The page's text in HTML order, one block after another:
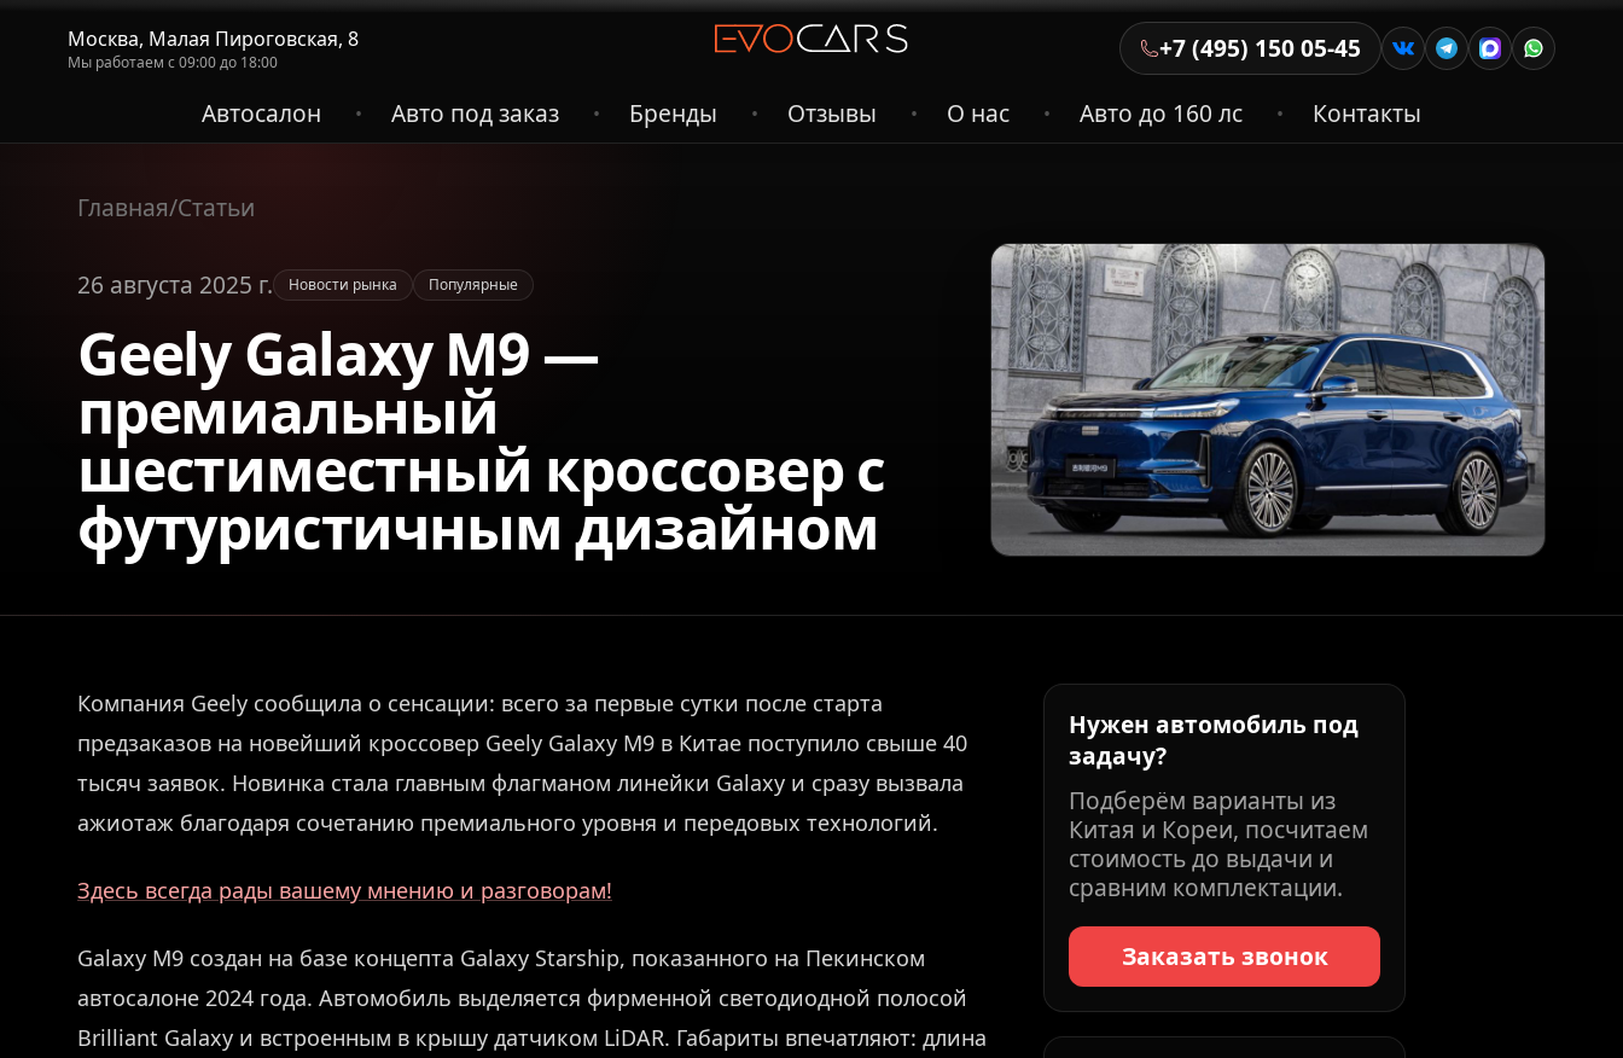
Москва, Малая Пироговская, 8
Мы работаем с 09:00 до 18:00
+7 (495) 150 05-45
Автосалон
• Авто под заказ • Бренды • Отзывы • О нас • Авто до 160 лс • Контакты
Главная/Статьи
26 августа 2025 г. Новости рынка Популярные
Geely Galaxy M9 —
премиальный
шестиместный кроссовер с
футуристичным дизайном
Компания Geely сообщила о сенсации: всего за первые сутки после старта
предзаказов на новейший кроссовер Geely Galaxy M9 в Китае поступило свыше 40
тысяч заявок. Новинка стала главным флагманом линейки Galaxy и сразу вызвала
ажиотаж благодаря сочетанию премиального уровня и передовых технологий.
Здесь всегда рады вашему мнению и разговорам!
Galaxy M9 создан на базе концепта Galaxy Starship, показанного на Пекинском
автосалоне 2024 года. Автомобиль выделяется фирменной светодиодной полосой
Brilliant Galaxy и встроенным в крышу датчиком LiDAR. Габариты впечатляют: длина
Нужен автомобиль под
задачу?
Подберём варианты из
Китая и Кореи, посчитаем
стоимость до выдачи и
сравним комплектации.
Заказать звонок